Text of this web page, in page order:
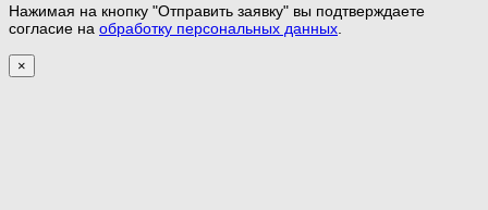
Нажимая на кнопку "Отправить заявку" вы подтверждаете
согласие на обработку персональных данных
×